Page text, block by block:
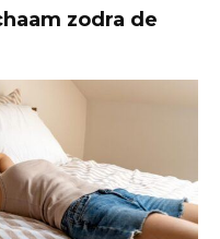
zodra de